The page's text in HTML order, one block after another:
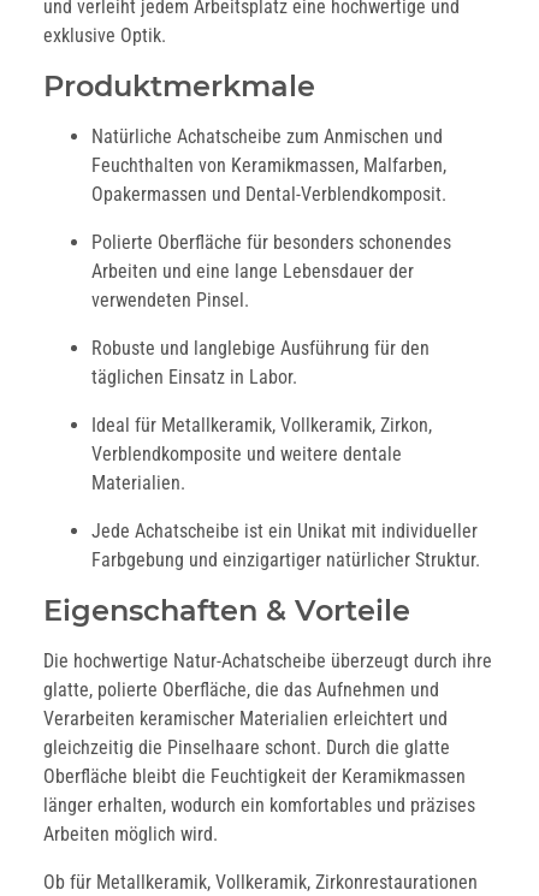
und verleiht jedem Arbeitsplatz eine hochwertige und
exklusive Optik.
Produktmerkmale
Natürliche Achatscheibe zum Anmischen und
Feuchthalten von Keramikmassen, Malfarben,
Opakermassen und Dental-Verblendkomposit.
Polierte Oberfläche für besonders schonendes
Arbeiten und eine lange Lebensdauer der
verwendeten Pinsel.
Robuste und langlebige Ausführung für den
täglichen Einsatz in Labor.
Ideal für Metallkeramik, Vollkeramik, Zirkon,
Verblendkomposite und weitere dentale
Materialien.
Jede Achatscheibe ist ein Unikat mit individueller
Farbgebung und einzigartiger natürlicher Struktur.
Eigenschaften & Vorteile
Die hochwertige Natur-Achatscheibe überzeugt durch ihre
glatte, polierte Oberfläche, die das Aufnehmen und
Verarbeiten keramischer Materialien erleichtert und
gleichzeitig die Pinselhaare schont. Durch die glatte
Oberfläche bleibt die Feuchtigkeit der Keramikmassen
länger erhalten, wodurch ein komfortables und präzises
Arbeiten möglich wird.
Ob für Metallkeramik, Vollkeramik, Zirkonrestaurationen